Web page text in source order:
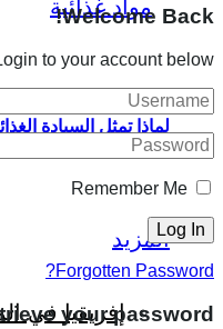
لماذا تمثل السيادة
المزيد
إفريقيا في
Welcome Back!
to your account below
Remember Me
Forgotten Password?
your password